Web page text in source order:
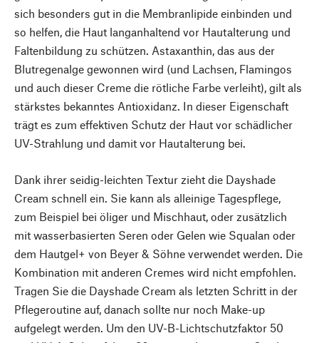
sich besonders gut in die Membranlipide einbinden und
so helfen, die Haut langanhaltend vor Hautalterung und
Faltenbildung zu schützen. Astaxanthin, das aus der
Blutregenalge gewonnen wird (und Lachsen, Flamingos
und auch dieser Creme die rötliche Farbe verleiht), gilt als
stärkstes bekanntes Antioxidanz. In dieser Eigenschaft
trägt es zum effektiven Schutz der Haut vor schädlicher
UV-Strahlung und damit vor Hautalterung bei.
Dank ihrer seidig-leichten Textur zieht die Dayshade
Cream schnell ein. Sie kann als alleinige Tagespflege,
zum Beispiel bei öliger und Mischhaut, oder zusätzlich
mit wasserbasierten Seren oder Gelen wie Squalan oder
dem Hautgel+ von Beyer & Söhne verwendet werden. Die
Kombination mit anderen Cremes wird nicht empfohlen.
Tragen Sie die Dayshade Cream als letzten Schritt in der
Pflegeroutine auf, danach sollte nur noch Make-up
aufgelegt werden. Um den UV-B-Lichtschutzfaktor 50